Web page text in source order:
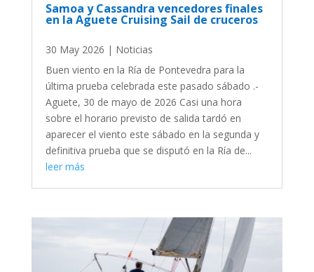
Samoa y Cassandra vencedores finales
en la Aguete Cruising Sail de cruceros
30 May 2026 | Noticias
Buen viento en la Ría de Pontevedra para la
última prueba celebrada este pasado sábado .-
Aguete, 30 de mayo de 2026 Casi una hora
sobre el horario previsto de salida tardó en
aparecer el viento este sábado en la segunda y
definitiva prueba que se disputó en la Ría de...
leer más